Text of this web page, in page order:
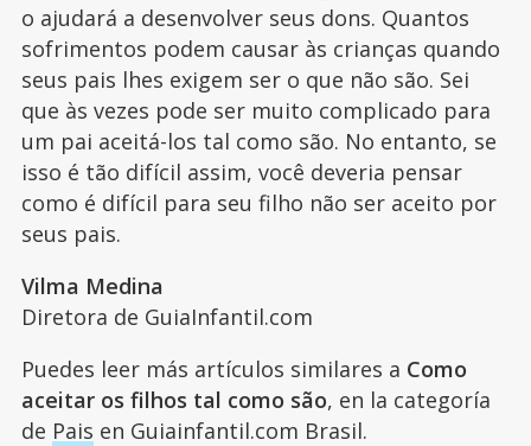
o ajudará a desenvolver seus dons. Quantos
sofrimentos podem causar às crianças quando
seus pais lhes exigem ser o que não são. Sei
que às vezes pode ser muito complicado para
um pai aceitá-los tal como são. No entanto, se
isso é tão difícil assim, você deveria pensar
como é difícil para seu filho não ser aceito por
seus pais.
Vilma Medina
Diretora de GuiaInfantil.com
Puedes leer más artículos similares a Como
aceitar os filhos tal como são, en la categoría
de Pais en Guiainfantil.com Brasil.